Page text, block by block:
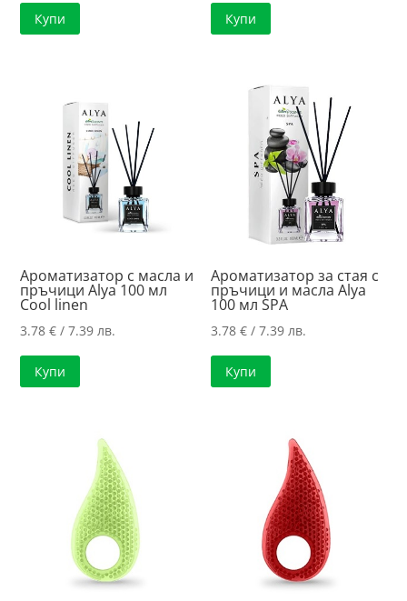
Купи Купи
Ароматизатор с масла и
пръчици Alya 100 мл
Cool linen
3.78€ / 7.39 лв.
Купи
Ароматизатор за стая с
пръчици и масла Alya
100 мл SPA
3.78€ / 7.39 лв.
Купи